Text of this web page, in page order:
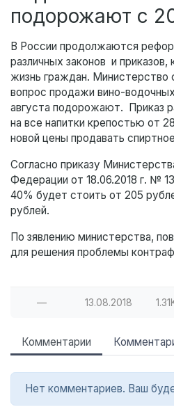
подорожают с
В России продолжаются
различных законов и
жизнь граждан. Министерство
вопрос продажи вино-
августа подорожают. Приказ
на все напитки крепостью от
новой цены продавать
Согласно приказу
Федерации от 18.06.2018 г. №
40% будет стоить от 205
рублей.
По зявлению министерства,
для решения проблемы
— 13.08.2018
Комментарии
Нет комментариев. Ваш